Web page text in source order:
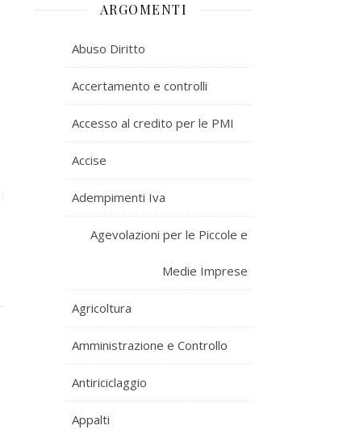
ARGOMENTI
Abuso Diritto
Accertamento e controlli
Accesso al credito per le PMI
Accise
Adempimenti Iva
Agevolazioni per le Piccole e
Medie Imprese
Agricoltura
Amministrazione e Controllo
Antiriciclaggio
Appalti